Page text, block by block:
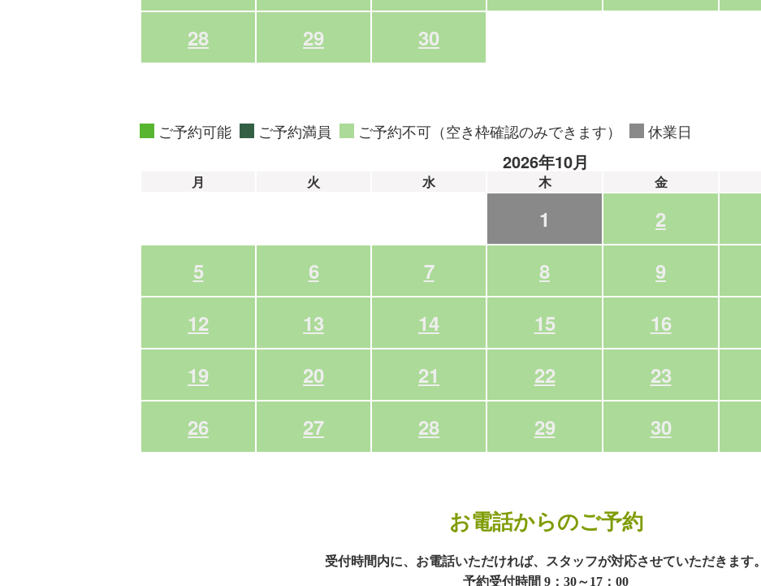
28
29 30
ご予約可能 ご予約満員 ご予約不可（空き枠確認のみできます） 休業日
2026年10月
月 火 水 木 金
1 2
5
6 7 8 9
12
13 14 15 16
19
20 21 22 23
26
27 28 29 30
お電話からのご予約
受付時間内に、お電話いただければ、スタッフが対応させていただきます。
予約受付時間 9：30～17：00